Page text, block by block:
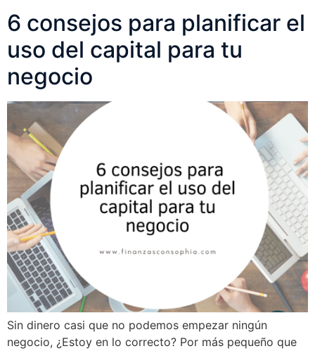
6 consejos para planificar el
uso del capital para tu
negocio
Sin dinero casi que no podemos empezar ningún
negocio, ¿Estoy en lo correcto? Por más pequeño que